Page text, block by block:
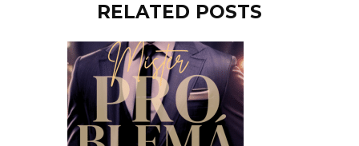
RELATED POSTS